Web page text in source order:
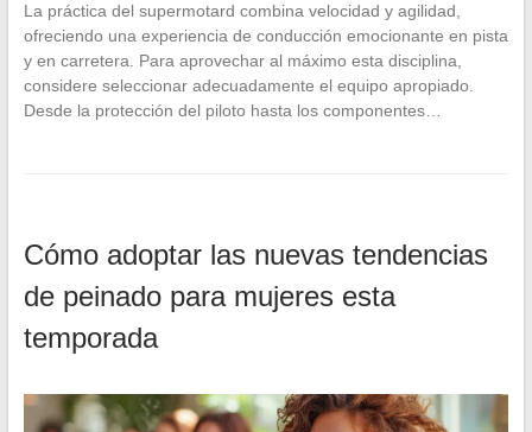
La práctica del supermotard combina velocidad y agilidad,
ofreciendo una experiencia de conducción emocionante en pista
y en carretera. Para aprovechar al máximo esta disciplina,
considere seleccionar adecuadamente el equipo apropiado.
Desde la protección del piloto hasta los componentes…
Cómo adoptar las nuevas tendencias
de peinado para mujeres esta
temporada